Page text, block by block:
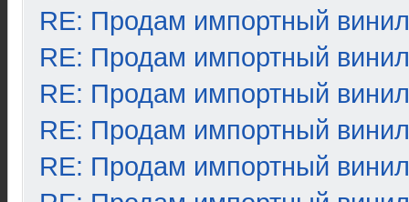
RE: Продам импортный винил
RE: Продам импортный винил
RE: Продам импортный винил
RE: Продам импортный винил
RE: Продам импортный винил